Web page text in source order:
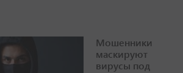
Мошенники
маскируют
вирусы под